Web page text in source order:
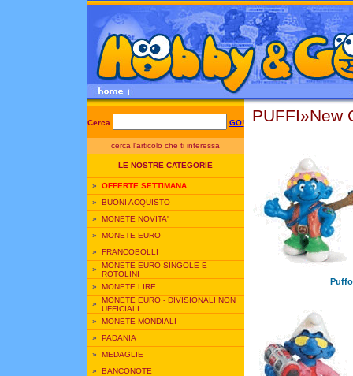
Cerca GO!
cerca l'articolo che ti interessa
LE NOSTRE CATEGORIE
» OFFERTE SETTIMANA
» BUONI ACQUISTO
» MONETE NOVITA'
» MONETE EURO
» FRANCOBOLLI
» MONETE EURO SINGOLE E
ROTOLINI
» MONETE LIRE
» MONETE EURO - DIVISIONALI NON
UFFICIALI
» MONETE MONDIALI
» PADANIA
» MEDAGLIE
» BANCONOTE
PUFFI»New